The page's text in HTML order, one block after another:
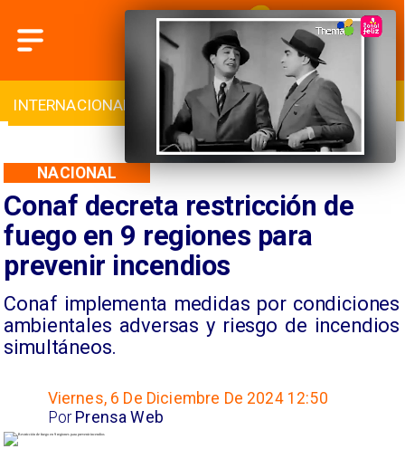
DEPORTES CULTURA TURISMO
Conaf decreta restricción de
fuego en 9 regiones para
prevenir incendios
Conaf implementa medidas por condiciones
ambientales adversas y riesgo de incendios
simultáneos.
NACIONAL
Viernes, 6 De Diciembre De 2024 12:50
Prensa Web
Por